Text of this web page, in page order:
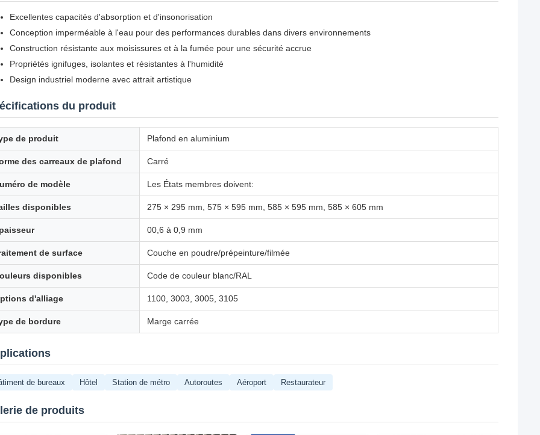
Excellentes capacités d'absorption et d'insonorisation
Conception imperméable à l'eau pour des performances durables dans divers environnements
Construction résistante aux moisissures et à la fumée pour une sécurité accrue
Propriétés ignifuges, isolantes et résistantes à l'humidité
Design industriel moderne avec attrait artistique
du produit
de produit Plafond en aluminium
des carreaux de plafond Carré
de modèle Les États membres doivent:
disponibles 275 × 295 mm, 575 × 595 mm, 585 × 595 mm, 585 × 605 mm
00,6 à 0,9 mm
de surface Couche en poudre/prépeinture/filmée
disponibles Code de couleur blanc/RAL
d'alliage 1100, 3003, 3005, 3105
de bordure Marge carrée
de bureaux Hôtel Station de métro Autoroutes Aéroport Restaurateur
de produits